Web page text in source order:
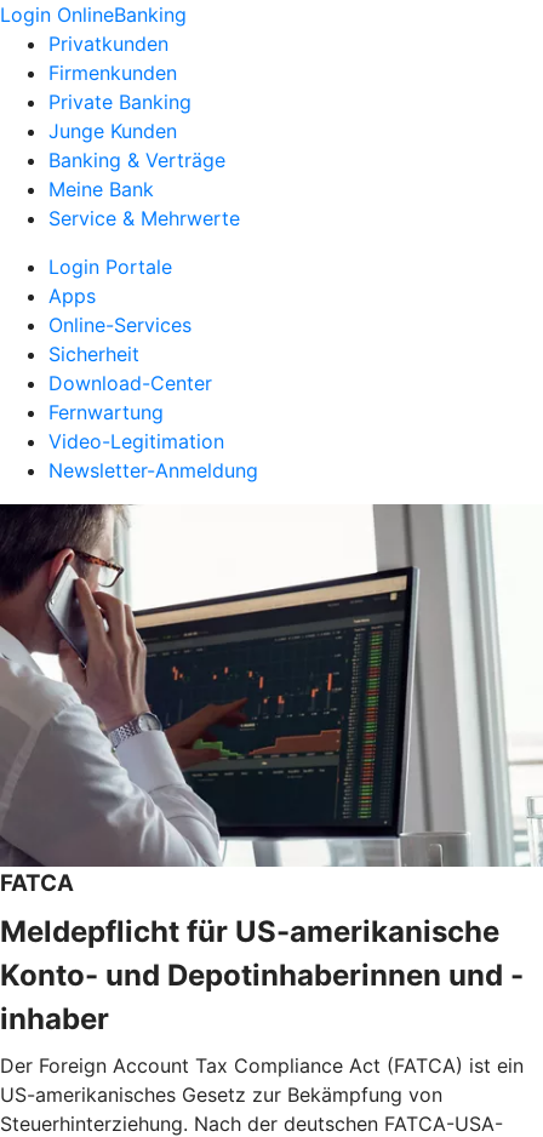
Login OnlineBanking
Privatkunden
Firmenkunden
Private Banking
Junge Kunden
Banking & Verträge
Meine Bank
Service & Mehrwerte
Login Portale
Apps
Online-Services
Sicherheit
Download-Center
Fernwartung
Video-Legitimation
Newsletter-Anmeldung
FATCA
Meldepflicht für US-amerikanische
Konto- und Depotinhaberinnen und -
inhaber
Der Foreign Account Tax Compliance Act (FATCA) ist ein
US-amerikanisches Gesetz zur Bekämpfung von
Steuerhinterziehung. Nach der deutschen FATCA-USA-